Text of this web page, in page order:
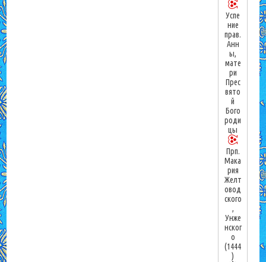
Успе
ние
прав.
Анн
ы,
мате
ри
Прес
вято
й
Бого
роди
цы
Прп.
Мака
рия
Желт
овод
ского
,
Унже
нског
о
(1444
)